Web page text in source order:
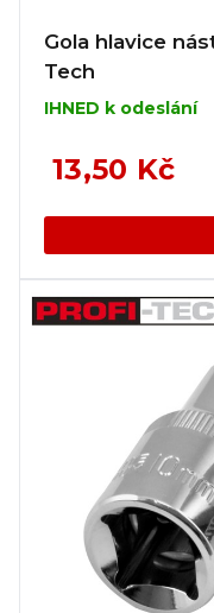
Gola hlavice
Tech
IHNED k odeslání
13,50 Kč